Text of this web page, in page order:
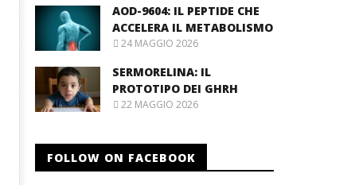
AOD-9604: IL PEPTIDE CHE
ACCELERA IL METABOLISMO
24 MAGGIO 2026
SERMORELINA: IL
PROTOTIPO DEI GHRH
22 MAGGIO 2026
FOLLOW ON FACEBOOK